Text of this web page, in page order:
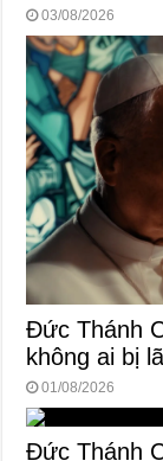
03/08/2026
Đức Thánh
không ai bị
01/08/2026
Đức Thánh